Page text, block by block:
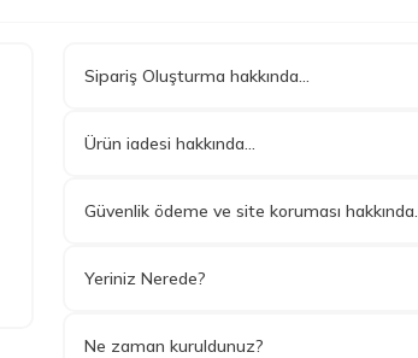
Sipariş Oluşturma hakkında...
Ürün iadesi hakkında...
Güvenlik ödeme ve site koruması hakkında.
Yeriniz Nerede?
Ne zaman kuruldunuz?